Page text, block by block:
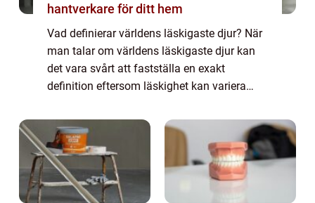
hantverkare för ditt hem
Vad definierar världens läskigaste djur? När
man talar om världens läskigaste djur kan
det vara svårt att fastställa en exakt
definition eftersom läskighet kan variera
karaktäristiska drag som ofta förknipp...